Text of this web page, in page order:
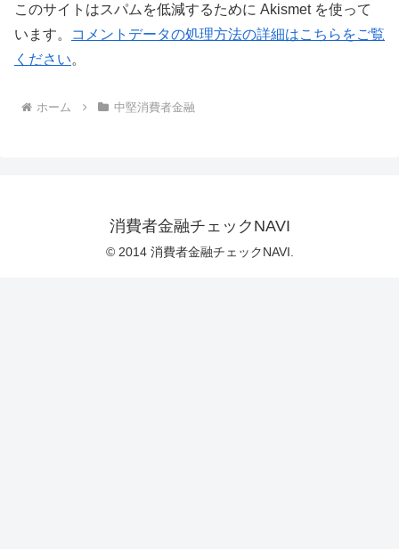
このサイトはスパムを低減するために Akismet を使って
います。
コメントデータの処理方法の詳細はこちらをご覧
ください。
ホーム 中堅消費者金融
消費者金融チェックNAVI
© 2014 消費者金融チェックNAVI.